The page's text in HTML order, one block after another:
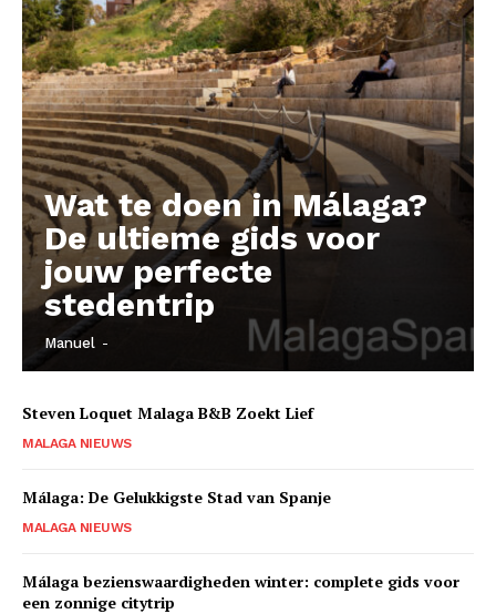
Wat te doen in Málaga?
De ultieme gids voor
jouw perfecte
stedentrip
Manuel -
Steven Loquet Malaga B&B Zoekt Lief
MALAGA NIEUWS
Málaga: De Gelukkigste Stad van Spanje
MALAGA NIEUWS
Málaga bezienswaardigheden winter: complete gids voor
een zonnige citytrip